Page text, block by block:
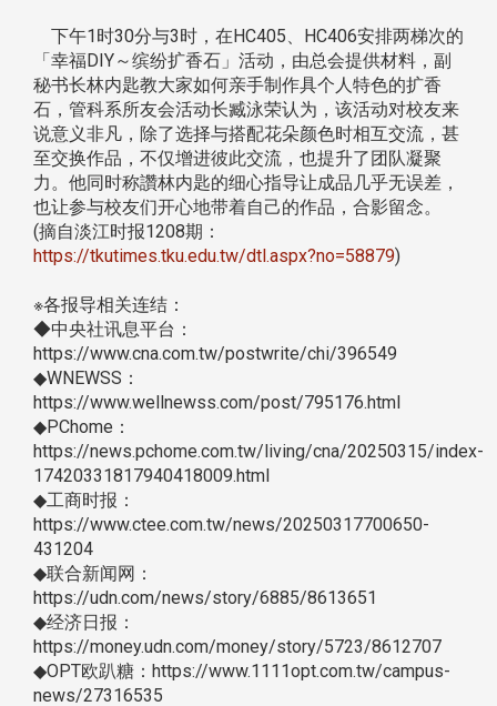
下午1时30分与3时，在HC405、HC406安排两梯次的
「幸福DIY～缤纷扩香石」活动，由总会提供材料，副
秘书长林内匙教大家如何亲手制作具个人特色的扩香
石，管科系所友会活动长臧泳荣认为，该活动对校友来
说意义非凡，除了选择与搭配花朵颜色时相互交流，甚
至交换作品，不仅增进彼此交流，也提升了团队凝聚
力。他同时称讚林内匙的细心指导让成品几乎无误差，
也让参与校友们开心地带着自己的作品，合影留念。
(摘自淡江时报1208期：
https://tkutimes.tku.edu.tw/dtl.aspx?no=58879)
※各报导相关连结：
◆中央社讯息平台：
https://www.cna.com.tw/postwrite/chi/396549
◆WNEWSS：
https://www.wellnewss.com/post/795176.html
◆PChome：
https://news.pchome.com.tw/living/cna/20250315/index-
17420331817940418009.html
◆工商时报：
https://www.ctee.com.tw/news/20250317700650-
431204
◆联合新闻网：
https://udn.com/news/story/6885/8613651
◆经济日报：
https://money.udn.com/money/story/5723/8612707
◆OPT欧趴糖：https://www.1111opt.com.tw/campus-
news/27316535